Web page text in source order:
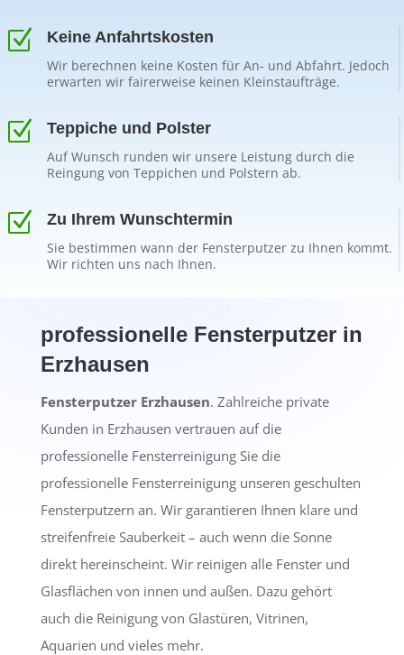
Z Keine Anfahrtskosten
Wir berechnen keine Kosten für An- und Abfahrt. Jedoch
erwarten wir fairerweise keinen Kleinstaufträge.
Z Teppiche und Polster
Auf Wunsch runden wir unsere Leistung durch die
Reingung von Teppichen und Polstern ab.
Z Zu Ihrem Wunschtermin
Sie bestimmen wann der Fensterputzer zu Ihnen kommt.
Wir richten uns nach Ihnen.
professionelle Fensterputzer in
Erzhausen
Fensterputzer Erzhausen. Zahlreiche private
Kunden in Erzhausen vertrauen auf die
professionelle Fensterreinigung Sie die
professionelle Fensterreinigung unseren geschulten
Fensterputzern an. Wir garantieren Ihnen klare und
streifenfreie Sauberkeit – auch wenn die Sonne
direkt hereinscheint. Wir reinigen alle Fenster und
Glasflächen von innen und außen. Dazu gehört
auch die Reinigung von Glastüren, Vitrinen,
Aquarien und vieles mehr.